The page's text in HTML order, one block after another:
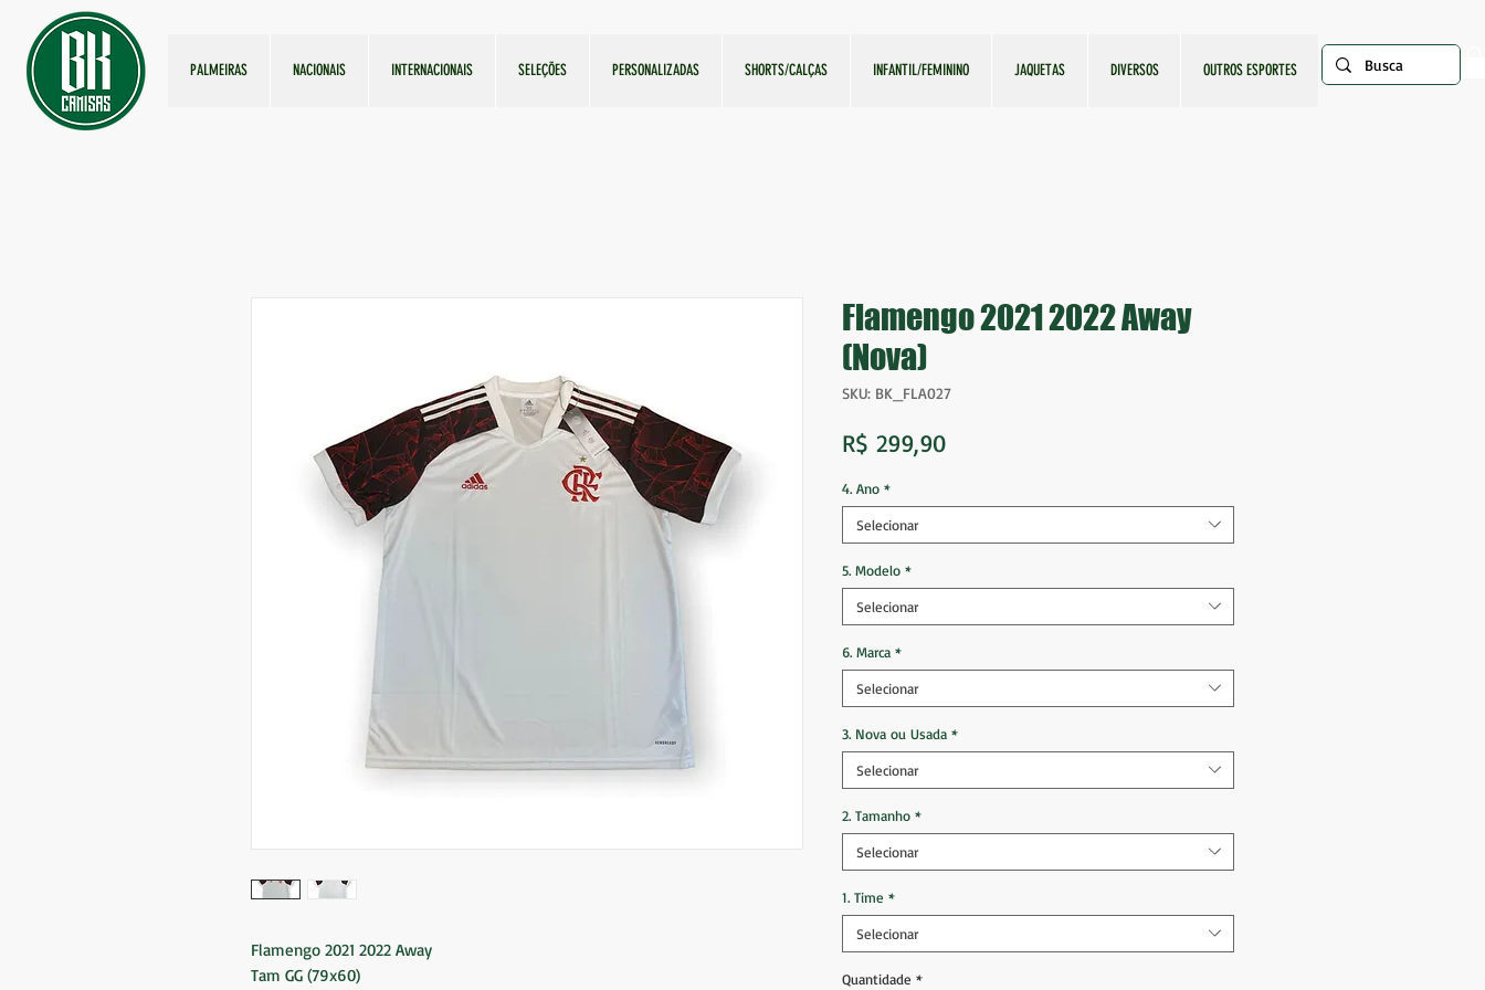
PALMEIRAS NACIONAIS INTERNACIONAIS SELEÇÕES PERSONALIZADAS SHORTS/CALÇAS INFANTIL/FEMININO JAQUETAS DIVERSOS OUTROS ESPORTES
Flamengo 2021 2022 Away
Tam GG (79x60)
Flamengo 2021 2022 Away
(Nova)
SKU: BK_FLA027
R$ 299,90Preço
4. Ano *
Selecionar
5. Modelo *
Selecionar
6. Marca *
Selecionar
3. Nova ou Usada *
Selecionar
2. Tamanho *
Selecionar
1. Time *
Selecionar
Quantidade *